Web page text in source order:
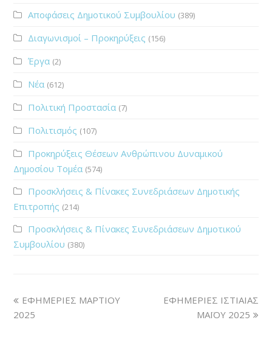
Αποφάσεις Δημοτικού Συμβουλίου (389)
Διαγωνισμοί – Προκηρύξεις (156)
Έργα (2)
Νέα (612)
Πολιτική Προστασία (7)
Πολιτισμός (107)
Προκηρύξεις Θέσεων Ανθρώπινου Δυναμικού
Δημοσίου Τομέα (574)
Προσκλήσεις & Πίνακες Συνεδριάσεων Δημοτικής
Επιτροπής (214)
Προσκλήσεις & Πίνακες Συνεδριάσεων Δημοτικού
Συμβουλίου (380)
ΕΦΗΜΕΡΙΕΣ ΜΑΡΤΙΟΥ
2025
ΕΦΗΜΕΡΙΕΣ ΙΣΤΙΑΙΑΣ
ΜΑΪΟΥ 2025